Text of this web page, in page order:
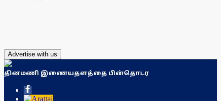
Advertise with us
தினமணி இணையதளத்தை பின்தொடர